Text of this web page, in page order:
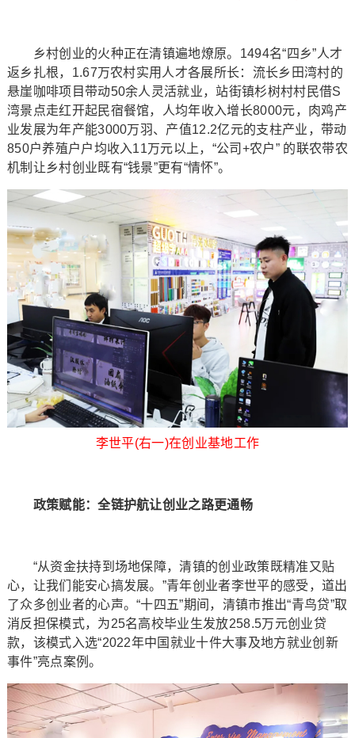
乡村创业的火种正在清镇遍地燎原。1494名“四乡”人才
返乡扎根，1.67万农村实用人才各展所长：流长乡田湾村的
悬崖咖啡项目带动50余人灵活就业，站街镇杉树村村民借S
湾景点走红开起民宿餐馆，人均年收入增长8000元，肉鸡产
业发展为年产能3000万羽、产值12.2亿元的支柱产业，带动
850户养殖户户均收入11万元以上，“公司+农户” 的联农带农
机制让乡村创业既有“钱景”更有“情怀”。
李世平(右一)在创业基地工作
​​​​​​​​​​​​​​​​​​​政策赋能：全链护航让创业之路更通畅
“从资金扶持到场地保障，清镇的创业政策既精准又贴
心，让我们能安心搞发展。”青年创业者李世平的感受，道出
了众多创业者的心声。“十四五”期间，清镇市推出“青鸟贷”取
消反担保模式，为25名高校毕业生发放258.5万元创业贷
款，该模式入选“2022年中国就业十件大事及地方就业创新
事件”亮点案例。